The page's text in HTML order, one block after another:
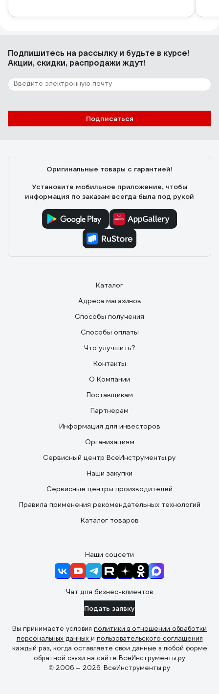
Подпишитесь на рассылкуи будьте в курсе!
Акции, скидки, распродажи ждут!
Подписаться
Оригинальные товары с гарантией!
Установите мобильное приложение, чтобы
информация по заказам всегда была под рукой
Каталог
Адреса магазинов
Способы получения
Способы оплаты
Что улучшить?
Контакты
О Компании
Поставщикам
Партнерам
Информация для инвесторов
Организациям
Сервисный центр ВсеИнструменты.ру
Наши закупки
Сервисные центры производителей
Правила применения рекомендательных технологий
Каталог товаров
Наши соцсети
Чат для бизнес-клиентов
Подать заявку
Вы принимаете условия политики в отношении обработки
персональных данных и пользовательского соглашения
каждый раз, когда оставляете свои данные в любой форме
обратной связи на сайте ВсеИнструменты.ру
© 2006 — 2026. ВсеИнструменты.ру